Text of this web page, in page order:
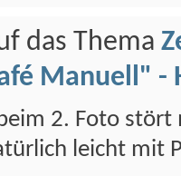
das Thema
Manuell" -
2. Foto stört
leicht mit